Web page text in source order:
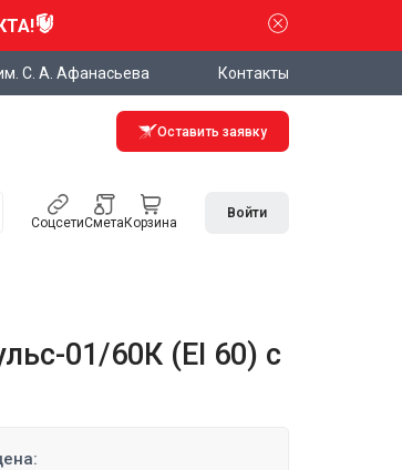
С. А. Афанасьева Контакты
Оставить заявку
СоцсетиСмета Корзина
Войти
01/60К (EI 60) с